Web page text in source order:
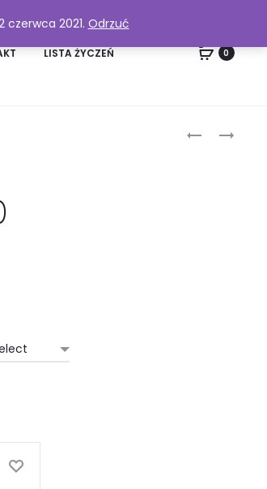
LISTA ŻYCZEŃ 0
LUŹNE
BLUZA
czerwca 2021. Odrzuć